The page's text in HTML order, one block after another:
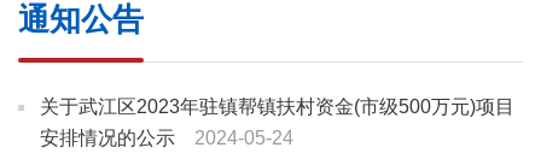
通知公告
关于武江区2023年驻镇帮镇扶村资金(市级500万元)项目
安排情况的公示
2024-05-24